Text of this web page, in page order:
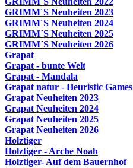
GRIMM´S Neuheiten 2023
GRIMM´S Neuheiten 2024
GRIMM´S Neuheiten 2025
GRIMM´S Neuheiten 2026
Grapat
Grapat - bunte Welt
Grapat - Mandala
Grapat natur - Heuristic Games
Grapat Neuheiten 2023
Grapat Neuheiten 2024
Grapat Neuheiten 2025
Grapat Neuheiten 2026
Holztiger
Holztiger - Arche Noah
Holztiger- Auf dem Bauernhof